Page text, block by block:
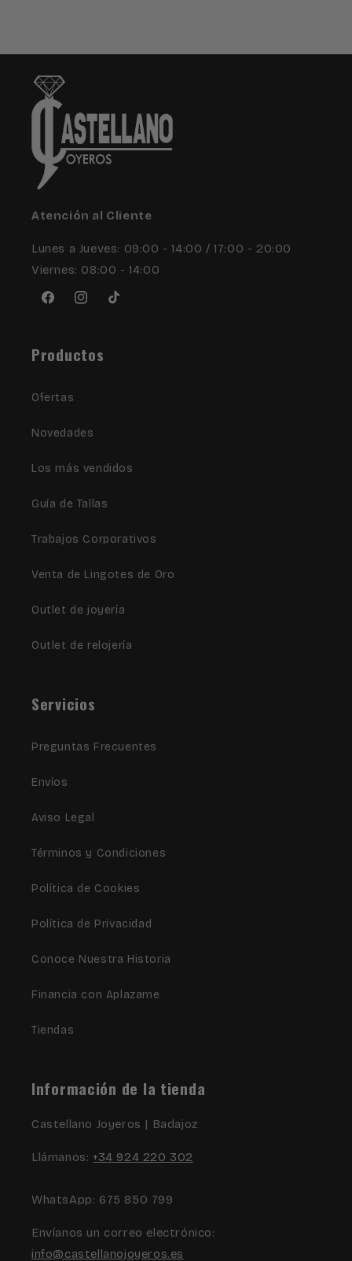
Atención al Cliente
Lunes a Jueves: 09:00 - 14:00 / 17:00 - 20:00
Viernes: 08:00 - 14:00
FacebookInstagram
TikTok
Productos
Ofertas
Novedades
Los más vendidos
Guía de Tallas
Trabajos Corporativos
Venta de Lingotes de Oro
Outlet de joyería
Outlet de relojería
Servicios
Preguntas Frecuentes
Envíos
Aviso Legal
Términos y Condiciones
Política de Cookies
Política de Privacidad
Conoce Nuestra Historia
Financia con Aplazame
Tiendas
Información de la tienda
Castellano Joyeros | Badajoz
Llámanos: +34 924 220 302
WhatsApp: 675 850 799
Envíanos un correo electrónico:
info@castellanojoyeros.es